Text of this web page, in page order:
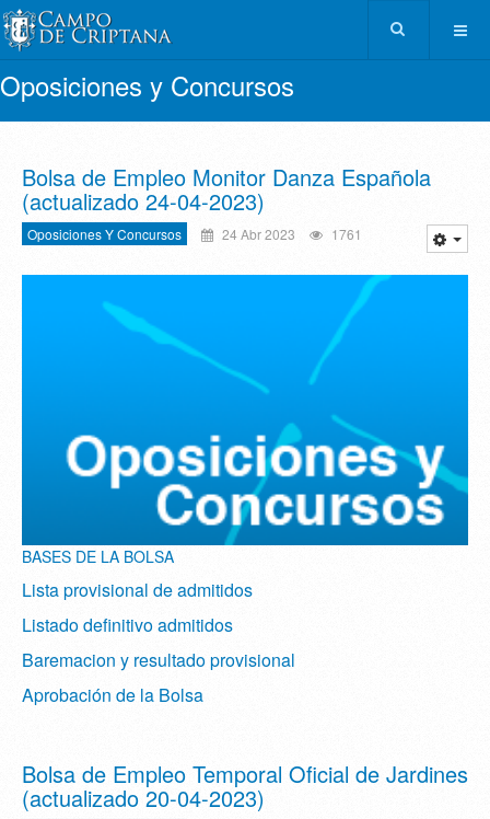
Oposiciones y Concursos
Bolsa de Empleo Monitor Danza Española
(actualizado 24-04-2023)
Oposiciones Y Concursos 24 Abr 2023 1761
BASES DE LA BOLSA
Lista provisional de admitidos
Listado definitivo admitidos
Baremacion y resultado provisional
Aprobación de la Bolsa
Bolsa de Empleo Temporal Oficial de Jardines
(actualizado 20-04-2023)